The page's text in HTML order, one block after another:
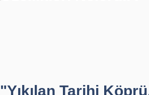
"Yıkılan Tarihi